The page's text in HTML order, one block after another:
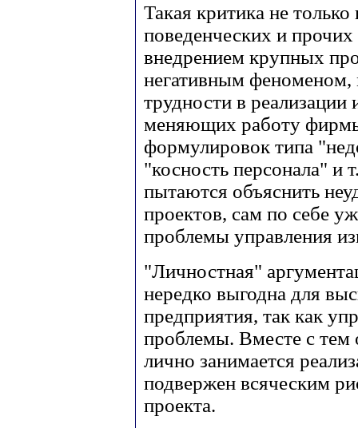
Такая критика не
поведенческих и
внедрением крупных
негативным
трудности в реализации
меняющих работу
формулировок типа
"косность персонала"
пытаются объяснить
проектов, сам по себе
проблемы управления
"Личностная"
нередко выгодна для
предприятия, так как
проблемы. Вместе с тем
лично занимается
подвержен всяческим
проекта.